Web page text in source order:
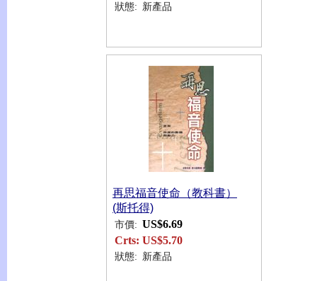
狀態: 新產品
再思福音使命（教科書）
(斯托得)
市價: US$6.69
Crts: US$5.70
狀態: 新產品